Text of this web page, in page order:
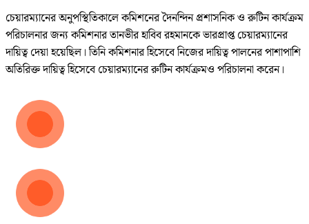
চেয়ারম্যানের অনুপস্থিতিকালে কমিশনের দৈনন্দিন প্রশাসনিক ও রুটিন কার্যক্রম
পরিচালনার জন্য কমিশনার তানভীর হাবিব রহমানকে ভারপ্রাপ্ত চেয়ারম্যানের
দায়িত্ব দেয়া হয়েছিল। তিনি কমিশনার হিসেবে নিজের দায়িত্ব পালনের পাশাপাশি
অতিরিক্ত দায়িত্ব হিসেবে চেয়ারম্যানের রুটিন কার্যক্রমও পরিচালনা করেন।